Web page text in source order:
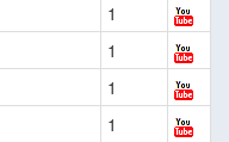
1
1
1
1